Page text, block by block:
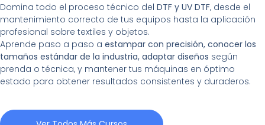
Domina todo el proceso técnico del DTF y UV DTF, desde el
mantenimiento correcto de tus equipos hasta la aplicación
profesional sobre textiles y objetos.
Aprende paso a paso a estampar con precisión, conocer los
tamaños estándar de la industria, adaptar diseños según
prenda o técnica, y mantener tus máquinas en óptimo
estado para obtener resultados consistentes y duraderos.